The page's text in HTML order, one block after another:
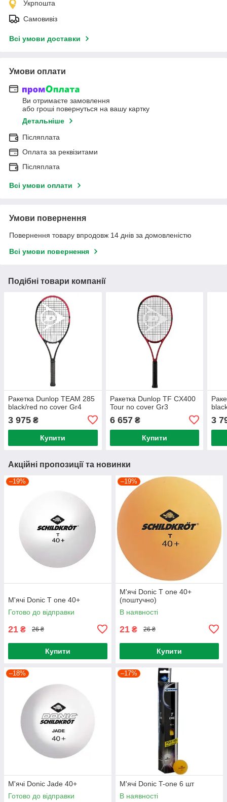
Укрпошта
Самовивіз
Всі умови доставки
Умови оплати
Ви отримаєте замовлення
або гроші повернуться на вашу картку
Детальніше
Післяплата
Оплата за реквізитами
Післяплата
Всі умови оплати
Умови повернення
Повернення товару впродовж 14 днів за домовленістю
Всі умови повернення
Подібні товари компанії
Ракетка Dunlop TEAM 285
black/red no cover Gr4
3 975 ₴
Купити
Ракетка Dunlop TF CX400
Tour no cover Gr3
6 657₴
Купити
3
Акційні пропозиції та новинки
–19%
М'ячі Donic T one 40+
Готово до відправки
21 ₴ 26 ₴
Купити
–19%
М'ячі Donic T one 40+
(поштучно)
В наявності
21 ₴ 26 ₴
Купити
–18%
М'ячі Donic Jade 40+
Готово до відправки
–17%
М'ячі Donic T-one 6 шт
В наявності